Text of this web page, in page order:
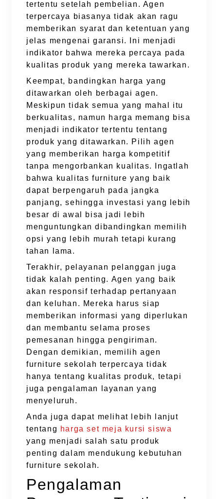
tertentu setelah pembelian. Agen
terpercaya biasanya tidak akan ragu
memberikan syarat dan ketentuan yang
jelas mengenai garansi. Ini menjadi
indikator bahwa mereka percaya pada
kualitas produk yang mereka tawarkan.
Keempat, bandingkan harga yang
ditawarkan oleh berbagai agen.
Meskipun tidak semua yang mahal itu
berkualitas, namun harga memang bisa
menjadi indikator tertentu tentang
produk yang ditawarkan. Pilih agen
yang memberikan harga kompetitif
tanpa mengorbankan kualitas. Ingatlah
bahwa kualitas furniture yang baik
dapat berpengaruh pada jangka
panjang, sehingga investasi yang lebih
besar di awal bisa jadi lebih
menguntungkan dibandingkan memilih
opsi yang lebih murah tetapi kurang
tahan lama.
Terakhir, pelayanan pelanggan juga
tidak kalah penting. Agen yang baik
akan responsif terhadap pertanyaan
dan keluhan. Mereka harus siap
memberikan informasi yang diperlukan
dan membantu selama proses
pemesanan hingga pengiriman.
Dengan demikian, memilih agen
furniture sekolah terpercaya tidak
hanya tentang kualitas produk, tetapi
juga pengalaman layanan yang
menyeluruh.
Anda juga dapat melihat lebih lanjut
tentang harga set meja kursi siswa
yang menjadi salah satu produk
penting dalam mendukung kebutuhan
furniture sekolah.
Pengalaman